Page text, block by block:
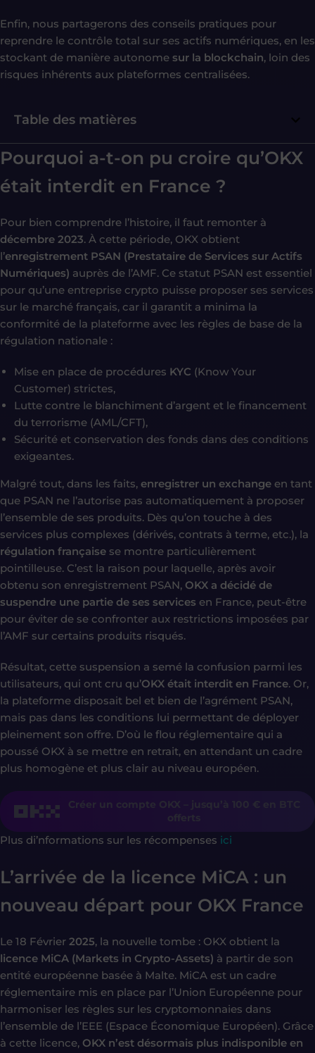
Enfin, nous partagerons des conseils pratiques pour
reprendre le contrôle total sur ses actifs numériques, en les
stockant de manière autonome sur la blockchain, loin des
risques inhérents aux plateformes centralisées.
Table des matières
Pourquoi a-t-on pu croire qu’OKX
était interdit en France ?
Pour bien comprendre l’histoire, il faut remonter à
décembre 2023. À cette période, OKX obtient
l’enregistrement PSAN (Prestataire de Services sur Actifs
Numériques) auprès de l’AMF. Ce statut PSAN est essentiel
pour qu’une entreprise crypto puisse proposer ses services
sur le marché français, car il garantit a minima la
conformité de la plateforme avec les règles de base de la
régulation nationale :
Mise en place de procédures KYC (Know Your
Customer) strictes,
Lutte contre le blanchiment d’argent et le financement
du terrorisme (AML/CFT),
Sécurité et conservation des fonds dans des conditions
exigeantes.
Malgré tout, dans les faits, enregistrer un exchange en tant
que PSAN ne l’autorise pas automatiquement à proposer
l’ensemble de ses produits. Dès qu’on touche à des
services plus complexes (dérivés, contrats à terme, etc.), la
régulation française se montre particulièrement
pointilleuse. C’est la raison pour laquelle, après avoir
obtenu son enregistrement PSAN, OKX a décidé de
suspendre une partie de ses services en France, peut-être
pour éviter de se confronter aux restrictions imposées par
l’AMF sur certains produits risqués.
Résultat, cette suspension a semé la confusion parmi les
utilisateurs, qui ont cru qu’OKX était interdit en France. Or,
la plateforme disposait bel et bien de l’agrément PSAN,
mais pas dans les conditions lui permettant de déployer
pleinement son offre. D’où le flou réglementaire qui a
poussé OKX à se mettre en retrait, en attendant un cadre
plus homogène et plus clair au niveau européen.
Créer un compte OKX – jusqu’à 100 € en BTC
offerts
Plus di’nformations sur les récompenses ici
L’arrivée de la licence MiCA : un
nouveau départ pour OKX France
Le 18 Février 2025, la nouvelle tombe : OKX obtient la
licence MiCA (Markets in Crypto-Assets) à partir de son
entité européenne basée à Malte. MiCA est un cadre
réglementaire mis en place par l’Union Européenne pour
harmoniser les règles sur les cryptomonnaies dans
l’ensemble de l’EEE (Espace Économique Européen). Grâce
à cette licence, OKX n’est désormais plus indisponible en